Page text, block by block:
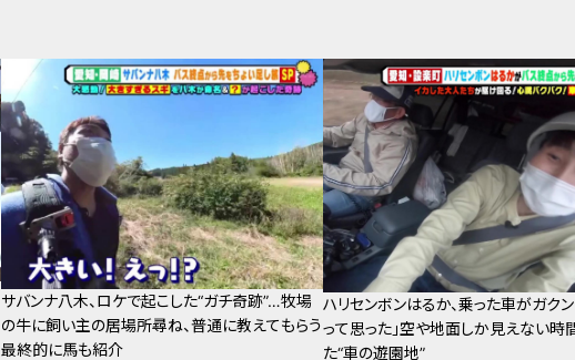
サバンナ八木、ロケで起こした“ガチ奇跡”…牧場
の牛に飼い主の居場所尋ね、普通に教えてもらう
最終的に馬も紹介
ハリセンボンはるか、乗った車がガクン
って思った」空や地面しか見えない時
た“車の遊園地”